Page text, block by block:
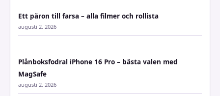
Ett päron till farsa – alla filmer och rollista
augusti 2, 2026
Plånboksfodral iPhone 16 Pro – bästa valen med
MagSafe
augusti 2, 2026